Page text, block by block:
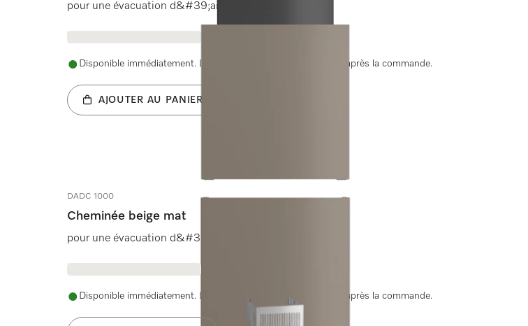
pour une évacuation d&#39;air par le haut.
Disponible immédiatement. La date de livraison est convenue après la commande.
AJOUTER AU PANIER
DADC 1000
Cheminée beige mat
pour une évacuation d&#39;air par le haut.
Disponible immédiatement. La date de livraison est convenue après la commande.